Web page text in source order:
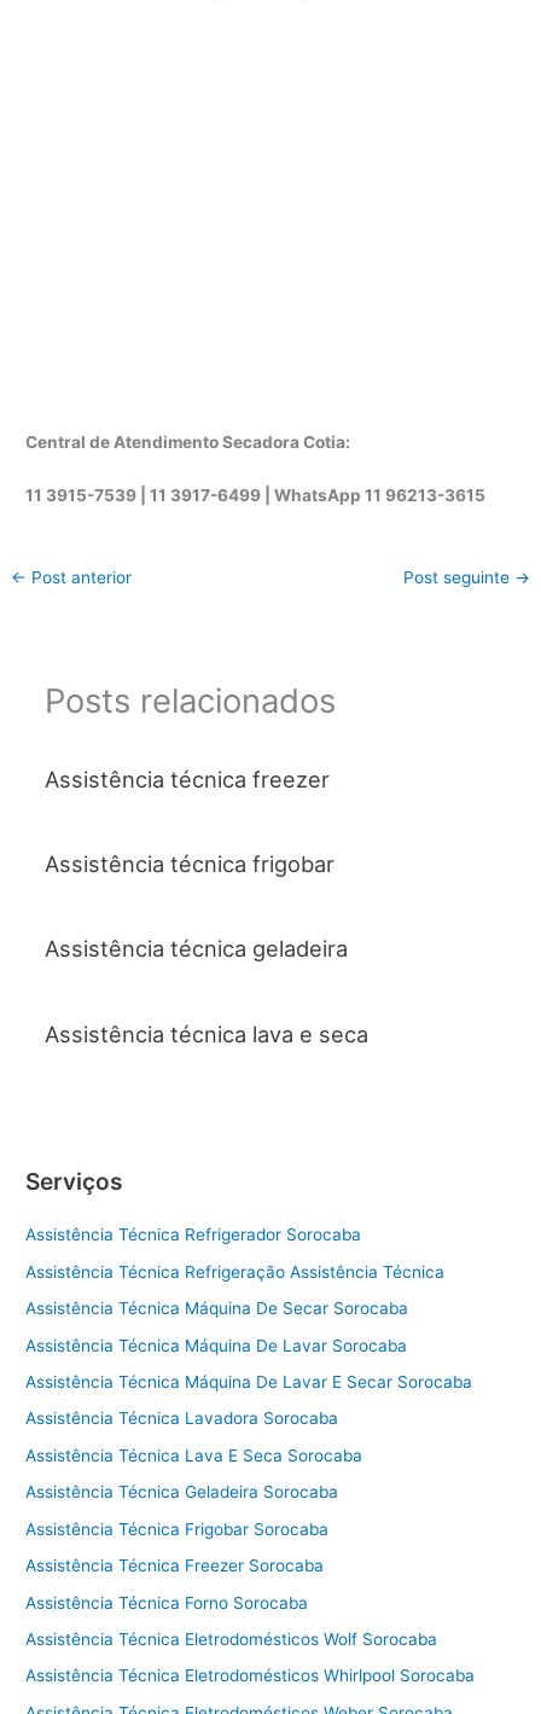
Central de Atendimento Secadora Cotia:
11 3915-7539 | 11 3917-6499 |WhatsApp11 96213-3615
← Post anterior Post seguinte →
Posts relacionados
Assistência técnica freezer
Assistência técnica frigobar
Assistência técnica geladeira
Assistência técnica lava e seca
Serviços
Assistência Técnica Refrigerador Sorocaba
Assistência Técnica Refrigeração Assistência Técnica
Assistência Técnica Máquina De Secar Sorocaba
Assistência Técnica Máquina De Lavar Sorocaba
Assistência Técnica Máquina De Lavar E Secar Sorocaba
Assistência Técnica Lavadora Sorocaba
Assistência Técnica Lava E Seca Sorocaba
Assistência Técnica Geladeira Sorocaba
Assistência Técnica Frigobar Sorocaba
Assistência Técnica Freezer Sorocaba
Assistência Técnica Forno Sorocaba
Assistência Técnica Eletrodomésticos Wolf Sorocaba
Assistência Técnica Eletrodomésticos Whirlpool Sorocaba